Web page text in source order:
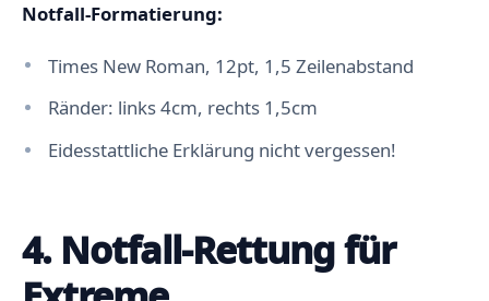
Notfall-Formatierung:
Times New Roman, 12pt, 1,5 Zeilenabstand
Ränder: links 4cm, rechts 1,5cm
Eidesstattliche Erklärung nicht vergessen!
4. Notfall-Rettung für